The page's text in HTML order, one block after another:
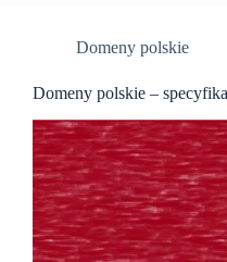
Domeny polskie
Domeny polskie – specyfika